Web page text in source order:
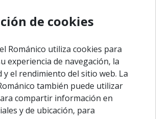
de cookies
Románico utiliza cookies para
experiencia de navegación, la
y el rendimiento del sitio web. La
también puede utilizar
compartir información en
y de ubicación, para